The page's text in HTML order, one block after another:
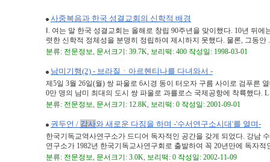
사중복음과 한국 성결교회의 신학적 배경
Ⅰ. 여는 말 한국 성결교회는 올해로 창립 90주년을 맞이했다. 10년 뒤
렷한 신학적 정체성을 분명히 정립하여 제시하지 못했다. 물론, 그동안
분류: 전문정보, 문서크기: 39.7K, 보리떡: 400 작성일: 1998-03-01
남미기행(2) - 브라질ㆍ아르헨티나를 다녀와서 -
제5일 3월 26일(월) 쌍 파울로 6시경 동이 터오자 구름 사이로 검푸른
0만 명의 남미 최대의 도시 쌍 파울로 과를로스 국제공항에 착륙했다. L
분류: 전문정보, 문서크기: 12.8K, 보리떡: 0 작성일: 2001-09-01
권두언 / 감사와 새로운 다짐을 하며 -'수서연구소시대'를 열며-
한국기독교역사연구소가 드디어 독자적인 공간을 갖게 되었다. 강남
연구소가 1982년 한국기독교사연구회로 출발하여 꼭 20년만에 독자적
분류: 전문정보, 문서크기: 3.0K, 보리떡: 0 작성일: 2002-11-09